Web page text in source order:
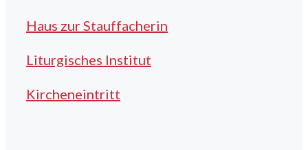
Haus zur Stauffacherin
Liturgisches Institut
Kircheneintritt